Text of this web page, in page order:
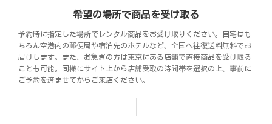
希望の場所で商品を受け取る
予約時に指定した場所でレンタル商品をお受け取りください。自宅はも
ちろん空港内の郵便局や宿泊先のホテルなど、全国へ往復送料無料でお
届けします。また、お急ぎの方は東京にある店舗で直接商品を受け取る
ことも可能。同様にサイト上から店舗受取の時間帯を選択の上、事前に
ご予約を済ませてからご来店ください。